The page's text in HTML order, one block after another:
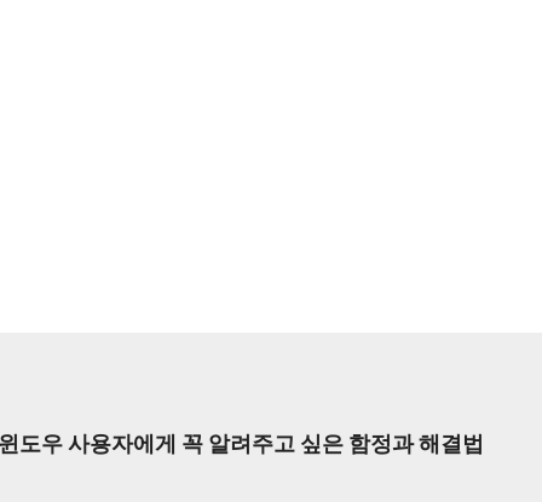
도우 사용자에게 꼭 알려주고 싶은 함정과 해결법